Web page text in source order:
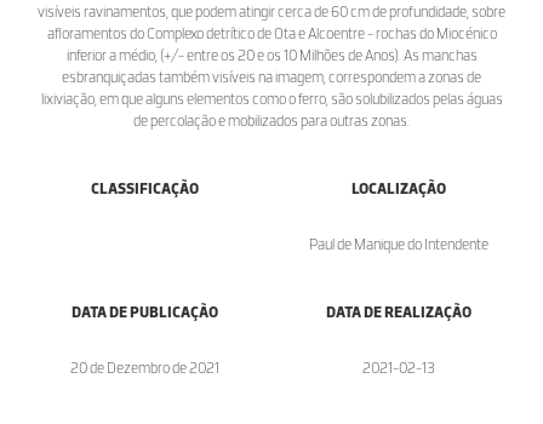
visíveis ravinamentos, que podem atingir cerca de 60 cm de profundidade, sobre
afloramentos do Complexo detrítico de Ota e Alcoentre - rochas do Miocénico
inferior a médio, (+/- entre os 20 e os 10 Milhões de Anos). As manchas
esbranquiçadas também visíveis na imagem, correspondem a zonas de
lixiviação, em que alguns elementos como o ferro, são solubilizados pelas águas
de percolação e mobilizados para outras zonas.
CLASSIFICAÇÃO LOCALIZAÇÃO
Paul de Manique do Intendente
DATA DE PUBLICAÇÃO
20 de Dezembro de 2021
DATA DE REALIZAÇÃO
2021-02-13